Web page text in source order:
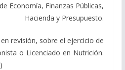
Economía, Finanzas Públicas,
Hacienda y Presupuesto.
sobre el ejercicio de
o Licenciado en Nutrición.